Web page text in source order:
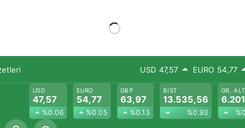
USD 47,57 EURO 54,77
USD
47,57
%0.06
EURO
54,77
%0.05
GBP
63,97
%0.13
BIST
13.535,56
%0.93
GR.